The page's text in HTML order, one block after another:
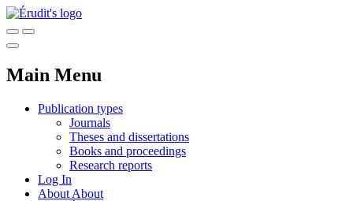
Main Menu
Publication types
Journals
Theses and dissertations
Books and proceedings
Research reports
Log In
About About